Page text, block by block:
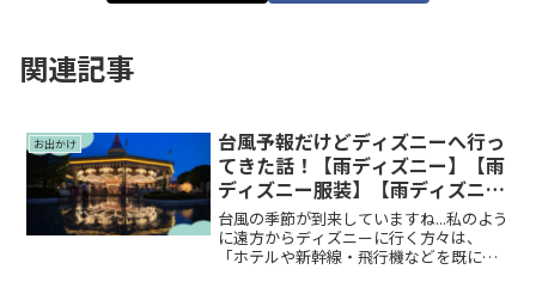
関連記事
お出かけ
台風予報だけどディズニーへ行っ
てきた話！【雨ディズニー】【雨
ディズニー服装】【雨ディズニー
持ち物】
台風の季節が到来していますね...私のよう
に遠方からディズニーに行く方々は、
「ホテルや新幹線・飛行機などを既に手